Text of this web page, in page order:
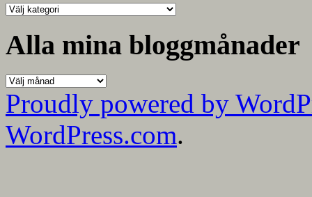
Alla
kategorier
Alla mina bloggmånader
Alla
mina
bloggmånader
Proudly powered by
WordPress.com.